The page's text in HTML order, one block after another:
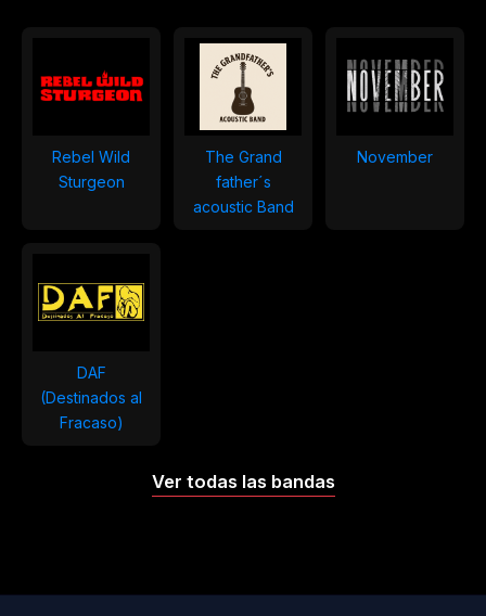
Rebel Wild
Sturgeon
The Grand
father´s
acoustic Band
November
DAF
(Destinados al
Fracaso)
Ver todas las bandas